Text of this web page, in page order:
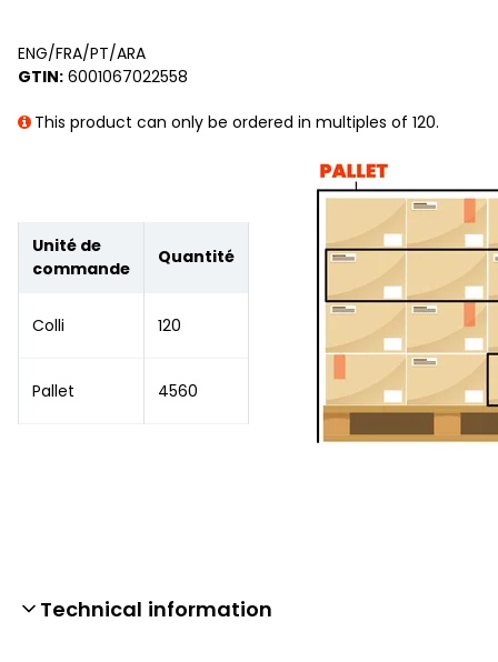
ENG/FRA/PT/ARA
GTIN: 6001067022558
This product can only be ordered in multiples of 120.
Unité de
commande
Quantité
Colli 120
Pallet 4560
Technical information